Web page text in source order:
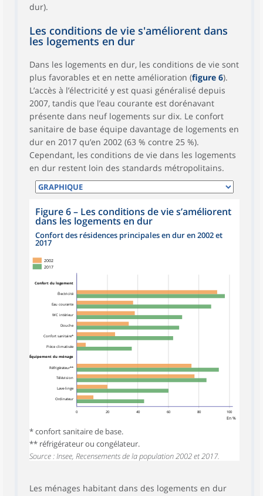
dur).
Les conditions de vie s'améliorent dans
les logements en dur
Dans les logements en dur, les conditions de vie sont
plus favorables et en nette amélioration (figure 6).
L’accès à l’électricité y est quasi généralisé depuis
2007, tandis que l’eau courante est dorénavant
présente dans neuf logements sur dix. Le confort
sanitaire de base équipe davantage de logements en
dur en 2017 qu’en 2002 (63 % contre 25 %).
Cependant, les conditions de vie dans les logements
en dur restent loin des standards métropolitains.
Figure 6– Les conditions de vie s’améliorent
dans les logements en dur
Confort des résidences principales en dur en 2002 et
2017
0 20 40 60 80 100
En %
Confort du logement
Électricité
Eau courante
WC intérieur
Douche
Confort sanitaire*
Pièce climatisée
Équipement du ménage
Réfrigérateur**
Télévision
Lave-linge
Ordinateur
2002
2017
* confort sanitaire de base.
** réfrigérateur ou congélateur.
Source : Insee, Recensements de la population 2002 et 2017.
Les ménages habitant dans des logements en dur